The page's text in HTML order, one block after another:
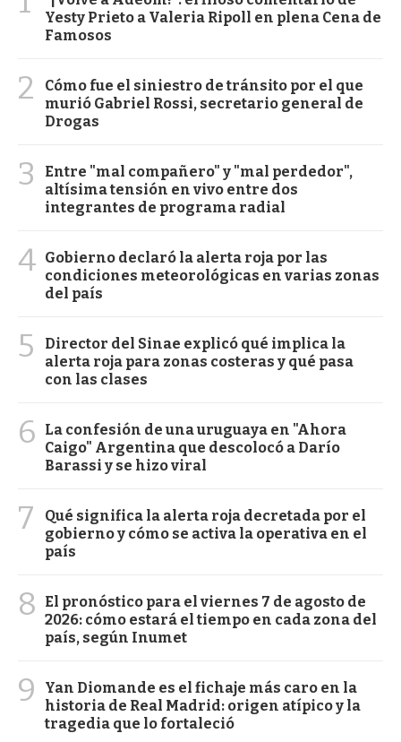
Yesty Prieto a Valeria Ripoll en plena Cena de
Famosos
2
Cómo fue el siniestro de tránsito por el que
murió Gabriel Rossi, secretario general de
Drogas
3
Entre "mal compañero" y "mal perdedor",
altísima tensión en vivo entre dos
integrantes de programa radial
4 Gobierno declaró la alerta roja por las
condiciones meteorológicas en varias zonas
del país
5
Director del Sinae explicó qué implica la
alerta roja para zonas costeras y qué pasa
con las clases
6
La confesión de una uruguaya en "Ahora
Caigo" Argentina que descolocó a Darío
Barassi y se hizo viral
7
Qué significa la alerta roja decretada por el
gobierno y cómo se activa la operativa en el
país
8
El pronóstico para el viernes 7 de agosto de
2026: cómo estará el tiempo en cada zona del
país, según Inumet
9
Yan Diomande es el fichaje más caro en la
historia de Real Madrid: origen atípico y la
tragedia que lo fortaleció